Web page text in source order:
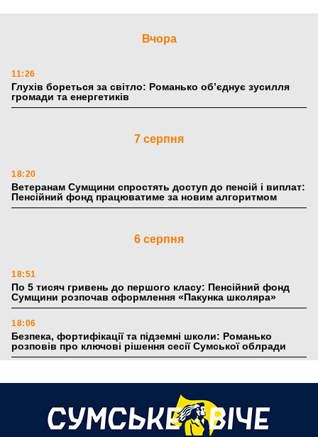
Вчора
11:26
Глухів бореться за світло: Романько об’єднує зусилля
громади та енергетиків
7 серпня
18:20
Ветеранам Сумщини спростять доступ до пенсій і виплат:
Пенсійний фонд працюватиме за новим алгоритмом
6 серпня
18:51
По 5 тисяч гривень до першого класу: Пенсійний фонд
Сумщини розпочав оформлення «Пакунка школяра»
18:06
Безпека, фортифікації та підземні школи: Романько
розповів про ключові рішення сесії Сумської облради
Поки літо плавить асфальт: 5 книжкових історій із